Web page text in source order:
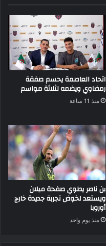
اتحاد العاصمة يحسم صفقة
رمضاوي ويضمه لثلاثة مواسم
منذ 11 ساعة
بن ناصر يطوي صفحة ميلان
ويستعد لخوض تجربة جديدة خارج
أوروبا
منذ يوم واحد